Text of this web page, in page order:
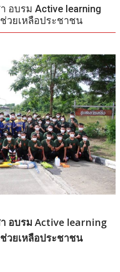
อบรม Active learning
วยเหลือประชาชน
อบรม Active learning
วยเหลือประชาชน